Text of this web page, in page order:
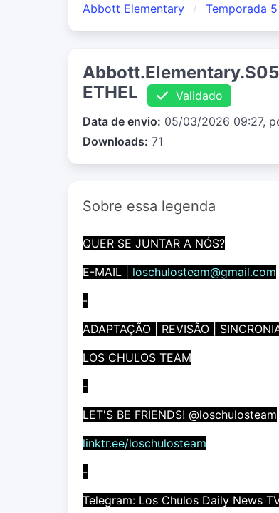
Abbott Elementary Temporada 5
ETHEL
Validado
Data de envio: 05/03/2026 09:27,
Downloads: 71
Sobre essa legenda
QUER SE JUNTAR A NÓS?
E-MAIL | loschulosteam@gmail.com
-
ADAPTAÇÃO | REVISÃO |
LOS CHULOS TEAM
-
LET'S BE FRIENDS! @loschulosteam
linktr.ee/loschulosteam
-
Telegram: Los Chulos Daily News